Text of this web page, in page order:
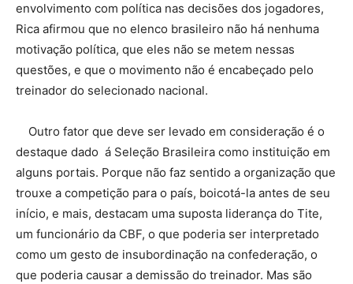
envolvimento com política nas decisões dos jogadores,
Rica afirmou que no elenco brasileiro não há nenhuma
motivação política, que eles não se metem nessas
questões, e que o movimento não é encabeçado pelo
treinador do selecionado nacional.
Outro fator que deve ser levado em consideração é o
destaque dado á Seleção Brasileira como instituição em
alguns portais. Porque não faz sentido a organização que
trouxe a competição para o país, boicotá-la antes de seu
início, e mais, destacam uma suposta liderança do Tite,
um funcionário da CBF, o que poderia ser interpretado
como um gesto de insubordinação na confederação, o
que poderia causar a demissão do treinador. Mas são